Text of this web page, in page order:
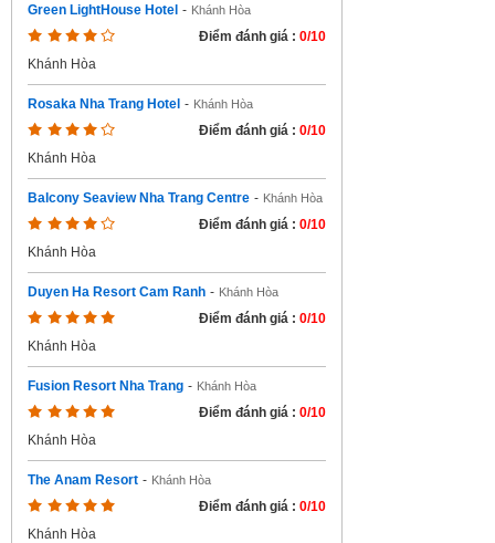
Green LightHouse Hotel - Khánh Hòa
Điểm đánh giá : 0/10
Khánh Hòa
Rosaka Nha Trang Hotel - Khánh Hòa
Điểm đánh giá : 0/10
Khánh Hòa
Balcony Seaview Nha Trang Centre - Khánh Hòa
Điểm đánh giá : 0/10
Khánh Hòa
Duyen Ha Resort Cam Ranh - Khánh Hòa
Điểm đánh giá : 0/10
Khánh Hòa
Fusion Resort Nha Trang - Khánh Hòa
Điểm đánh giá : 0/10
Khánh Hòa
The Anam Resort - Khánh Hòa
Điểm đánh giá : 0/10
Khánh Hòa